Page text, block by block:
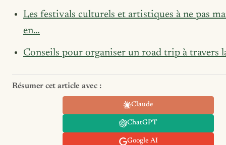
Les festivals culturels et artistiques à ne pas
en…
Conseils pour organiser un road trip à travers
Résumer cet article avec :
Claude
ChatGPT
Google AI